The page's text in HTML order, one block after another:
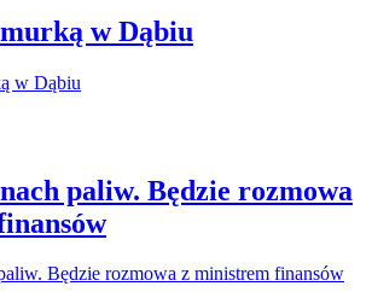
w Dąbiu
paliw. Będzie rozmowa